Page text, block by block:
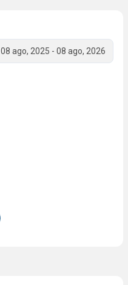
08 ago, 2025 - 08 ago, 2026